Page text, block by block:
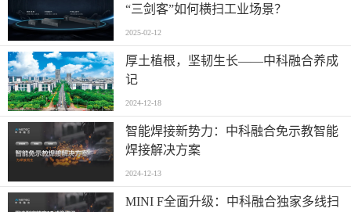
“三剑客”如何横扫工业场景？
2025-02-12
厚土植根，坚韧生长——中科融合养成
记
2024-12-18
智能焊接新势力：中科融合免示教智能
焊接解决方案
2024-12-13
MINI F全面升级：中科融合独家多线扫